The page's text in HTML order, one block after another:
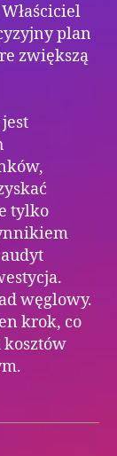
plan
zwiększą
tylko
węglowy.
krok, co